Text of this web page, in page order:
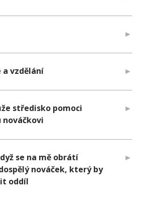
a vzdělání
středisko pomoci
nováčkovi
se na mě obrátí
nováček, který by
oddíl